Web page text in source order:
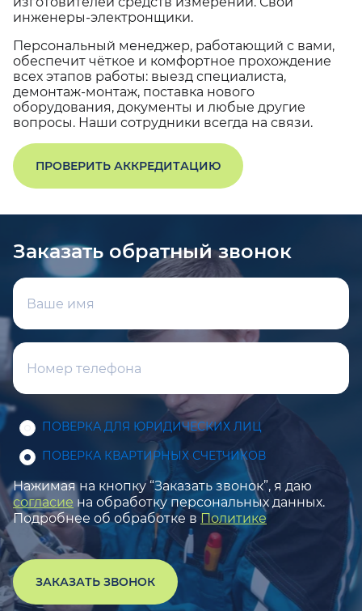
инженеры-электронщики.
Персональный менеджер, работающий с вами,
обеспечит чёткое и комфортное прохождение
всех этапов работы: выезд специалиста,
демонтаж-монтаж, поставка нового
оборудования, документы и любые другие
вопросы. Наши сотрудники всегда на связи.
ПРОВЕРИТЬ АККРЕДИТАЦИЮ
Заказать обратный звонок
ПОВЕРКА ДЛЯ ЮРИДИЧЕСКИХ ЛИЦ
ПОВЕРКА КВАРТИРНЫХ СЧЕТЧИКОВ
Нажимая на кнопку “Заказать звонок”, я даю
согласие на обработку персональных данных.
Подробнее об обработке в Политике
ЗАКАЗАТЬ ЗВОНОК